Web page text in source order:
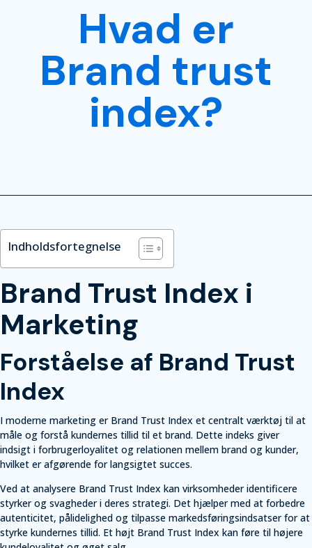
Hvad er
Brand trust
index?
Indholdsfortegnelse
Brand Trust Index i
Marketing
Forståelse af Brand Trust
Index
I moderne marketing er Brand Trust Index et centralt værktøj til at
måle og forstå kundernes tillid til et brand. Dette indeks giver
indsigt i forbrugerloyalitet og relationen mellem brand og kunder,
hvilket er afgørende for langsigtet succes.
Ved at analysere Brand Trust Index kan virksomheder identificere
styrker og svagheder i deres strategi. Det hjælper med at forbedre
autenticitet, pålidelighed og tilpasse markedsføringsindsatser for at
styrke kundernes tillid. Et højt Brand Trust Index kan føre til højere